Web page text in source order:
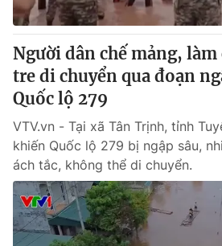
Người dân chế mảng, làm
tre di chuyển qua đoạn
Quốc lộ 279
VTV.vn - Tại xã Tân Trịnh, tỉnh
khiến Quốc lộ 279 bị ngập sâu,
ách tắc, không thể di chuyển.